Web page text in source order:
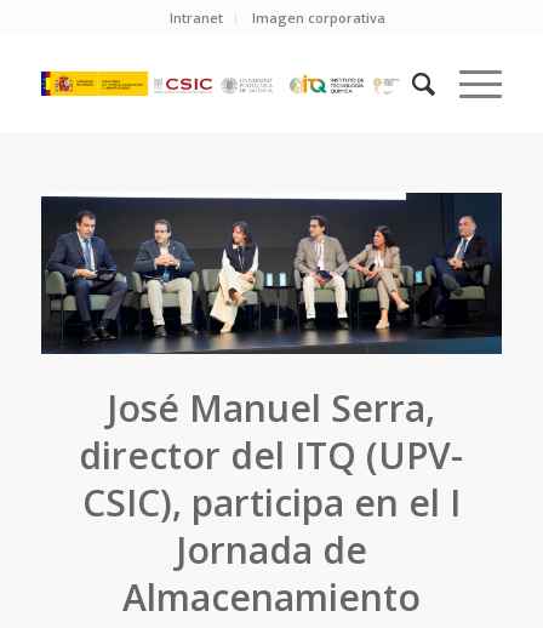
Intranet Imagen corporativa
José Manuel Serra,
director del ITQ (UPV-
CSIC), participa en el I
Jornada de
Almacenamiento